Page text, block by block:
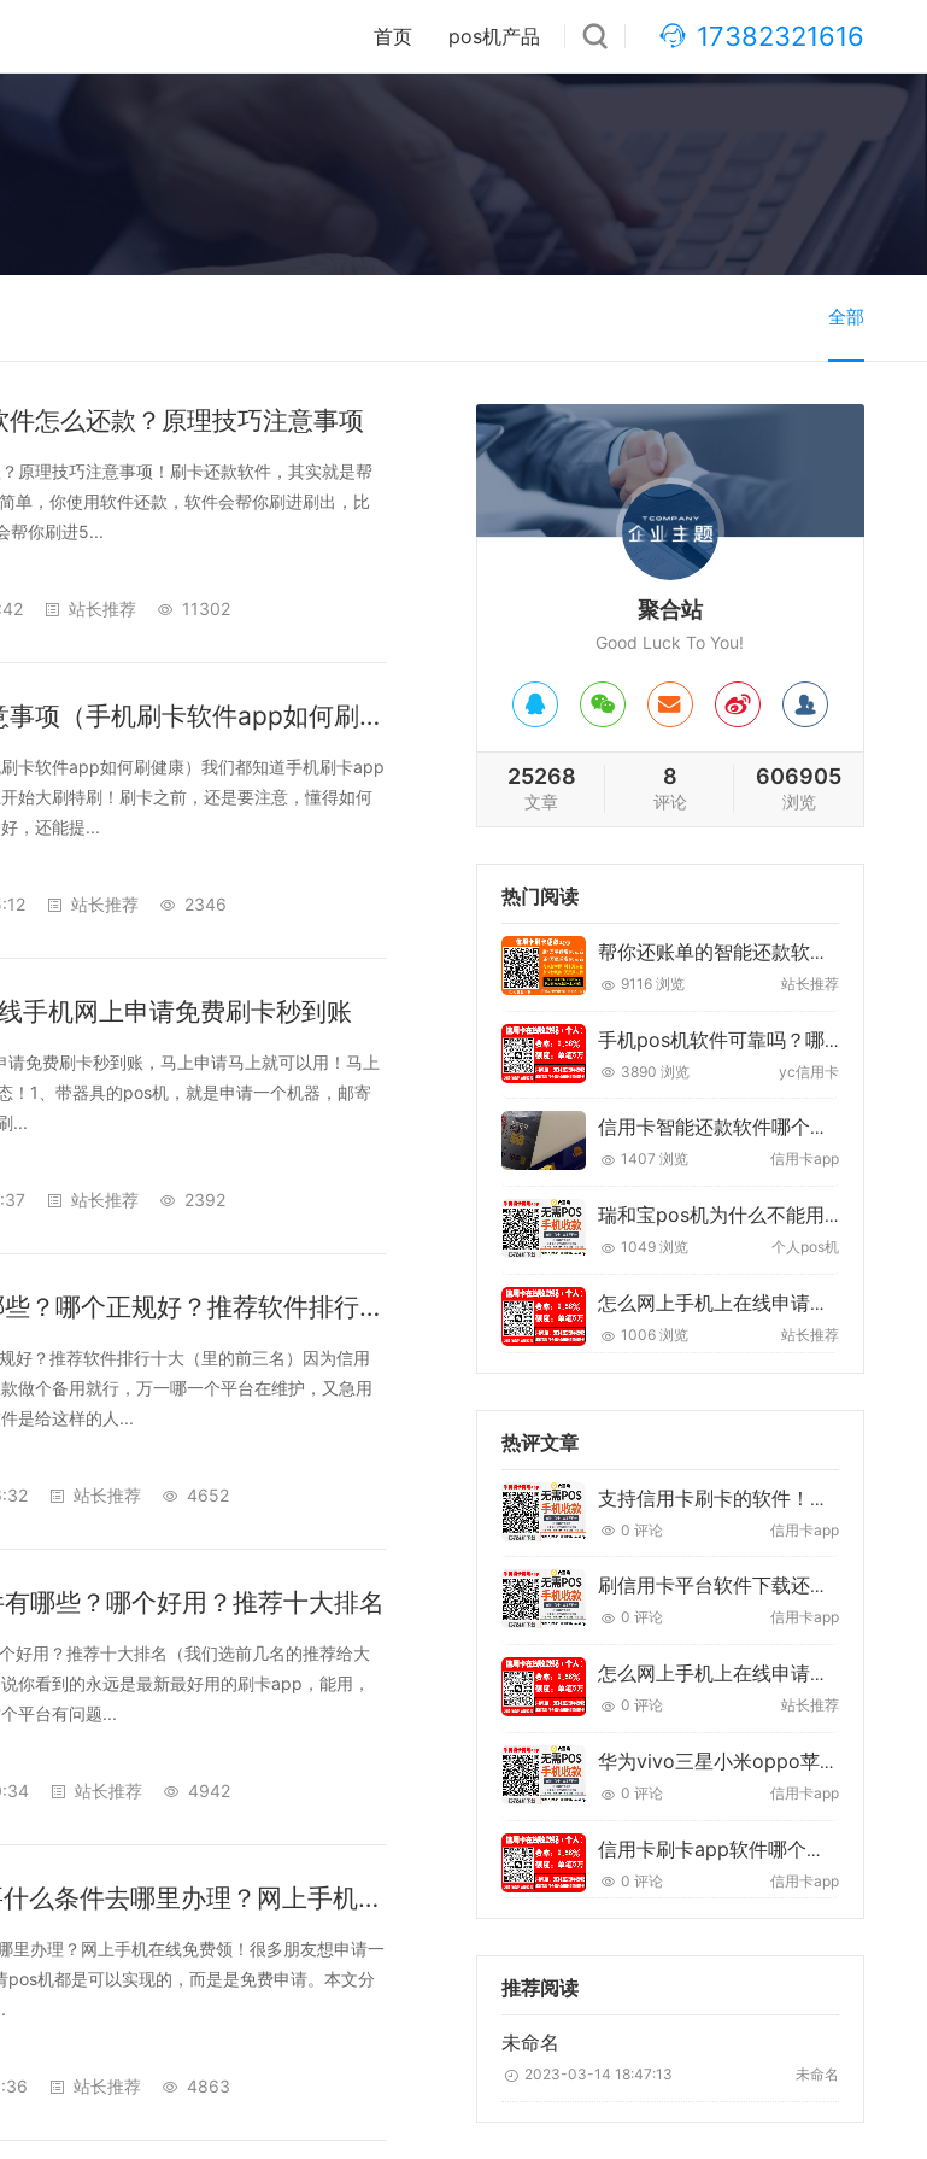
17382321616
首页 pos机产品
全部
怎么还款？原理技巧注意事项
原理技巧注意事项！刷卡还款软件，其实就是帮
单，你使用软件还款，软件会帮你刷进刷出，比
帮你刷进5...
站长推荐 11302
信用卡刷卡技巧以及注意事项（手机刷卡软件app如何刷健康）
卡软件app如何刷健康）我们都知道手机刷卡app
始大刷特刷！刷卡之前，还是要注意，懂得如何
，还能提...
站长推荐 2346
手机网上申请免费刷卡秒到账
免费刷卡秒到账，马上申请马上就可以用！马上
！1、带器具的pos机，就是申请一个机器，邮寄
...
站长推荐 2392
信用卡刷卡还款app有哪些？哪个正规好？推荐软件排行十大
好？推荐软件排行十大（里的前三名）因为信用
做个备用就行，万一哪一个平台在维护，又急用
是给这样的人...
站长推荐 4652
哪些？哪个好用？推荐十大排名
好用？推荐十大排名（我们选前几名的推荐给大
你看到的永远是最新最好用的刷卡app，能用，
平台有问题...
站长推荐 4942
个人刷卡pos机申请需要什么条件去哪里办理？网上手机在线免费领
里办理？网上手机在线免费领！很多朋友想申请一
机都是可以实现的，而是是免费申请。本文分
站长推荐 4863
聚合站
Good Luck To You!
25268
文章
8
评论
606905
浏览
热门阅读
帮你还账单的智能还款软件怎么还款？原理技巧注意事项
9116 浏览 站长推荐
手机pos机软件可靠吗？哪个好我们推荐哪个！
3890 浏览 yc信用卡
信用卡智能还款软件哪个好？推荐两款垫还app
1407 浏览 信用卡app
瑞和宝pos机为什么不能用了?骗局！使用这款正规免费的
1049 浏览 个人pos机
怎么网上手机上在线申请银行信用卡【申请条件+技巧】
1006 浏览 站长推荐
热评文章
支持信用卡刷卡的软件！能把信用卡刷到储蓄卡的app！
0 评论 信用卡app
刷信用卡平台软件下载还能代还信用卡账单！
0 评论 信用卡app
怎么网上手机上在线申请银行信用卡【申请条件+技巧】
0 评论 站长推荐
华为vivo三星小米oppo苹果手机刷卡软件推荐
0 评论 信用卡app
信用卡刷卡app软件哪个好？推荐一款2022年最好的刷卡app
0 评论 信用卡app
推荐阅读
未命名
2023-03-14 18:47:13 未命名